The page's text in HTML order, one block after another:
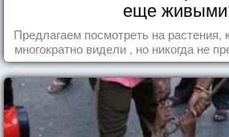
еще
Предлагаем посмотреть на растения,
многократно видели , но никогда не
употребляете их в